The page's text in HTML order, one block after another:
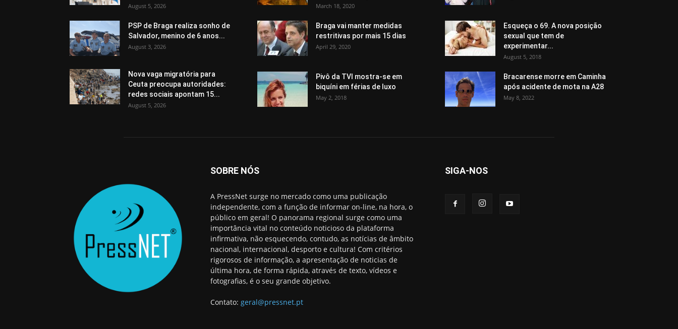
August 5, 2026
PSP de Braga realiza sonho de
Salvador, menino de 6 anos...
August 3, 2026
Nova vaga migratória para
Ceuta preocupa autoridades:
redes sociais apontam 15...
August 5, 2026
March 18, 2020
Braga vai manter medidas
restritivas por mais 15 dias
April 29, 2020
Esqueça o 69. A nova posição
sexual que tem de
experimentar...
August 5, 2018
Pivô da TVI mostra-se em
biquíni em férias de luxo
May 2, 2018
Bracarense morre em Caminha
após acidente de mota na A28
May 8, 2022
SOBRE NÓS
A PressNet surge no mercado como uma publicação
independente, com a função de informar on-line, na hora, o
público em geral! O panorama regional surge como uma
importância vital no conteúdo noticioso da plataforma
infirmativa, não esquecendo, contudo, as notícias de âmbito
nacional, internacional, desporto e cultura! Com critérios
rigorosos de informação, a apresentação de noticias de
última hora, de forma rápida, através de texto, vídeos e
fotografias, é o seu grande objetivo.
Contato: geral@pressnet.pt
SIGA-NOS